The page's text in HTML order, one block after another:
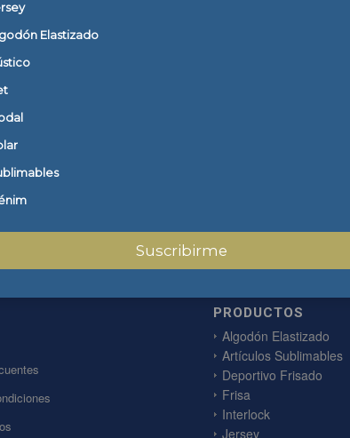
Elastizado
Suscribirme
1 Comentario / enSin categoría
Esta es tu primera entrada. Edítala o bórrala, ¡luego
PRODUCTOS
Algodón Elastizado
Artículos Sublimables
Deportivo Frisado
Frisa
Interlock
Jersey